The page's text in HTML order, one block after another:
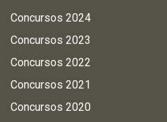
Concursos 2024
Concursos 2023
Concursos 2022
Concursos 2021
Concursos 2020